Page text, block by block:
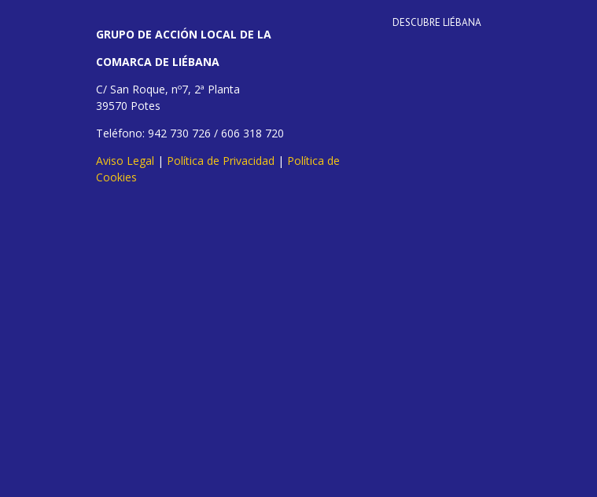
GRUPO DE ACCIÓN LOCAL DE LA
COMARCA DE LIÉBANA
C/ San Roque, nº7, 2ª Planta
39570 Potes
Teléfono: 942 730 726 / 606 318 720
Aviso Legal | Política de Privacidad | Política de
Cookies
DESCUBRE LIÉBANA